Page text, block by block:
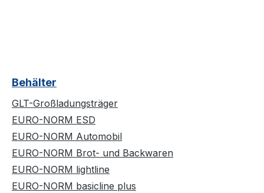
Behälter
GLT-Großladungsträger
EURO-NORM ESD
EURO-NORM Automobil
EURO-NORM Brot- und Backwaren
EURO-NORM lightline
EURO-NORM basicline plus